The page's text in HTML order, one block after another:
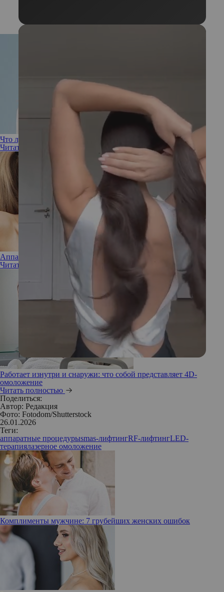
Что лучше: SMAS-лифтинг или RF-лифтинг?
Читать полностью
Аппаратная чистка лица: выбор и сравнение вариантов
Читать полностью
Работает изнутри и снаружи: что собой представляет 4D-
омоложение
Читать полностью
Поделиться:
Автор: Редакция
Фото: Fotodom/Shutterstock
26.01.2026
Теги:
аппаратные процедурыsmas-лифтингRF-лифтингLED-
терапиялазерное омоложение
Комплименты мужчине: 7 грубейших женских ошибок